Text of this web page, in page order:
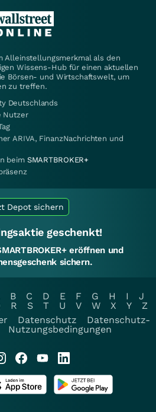
Alleinstellungsmerkmal als den
Wissens-Hub für einen aktuellen
Börsen- und Wirtschaftswelt, um
zu treffen.
Deutschlands
Nutzer
ARIVA, FinanzNachrichten und
beim SMARTBROKER+
Depot sichern
geschenkt!
eröffnen und
sichern.
B C D E F G H I
J
R S T U V W X Y
Z
Datenschutz
Datenschutz-
Nutzungsbedingungen